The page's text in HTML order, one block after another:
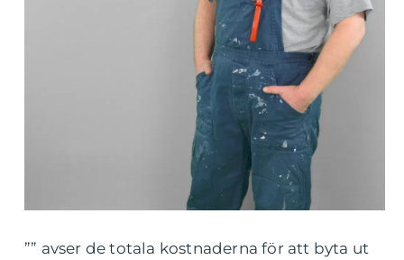
”” avser de totala kostnaderna för att byta ut